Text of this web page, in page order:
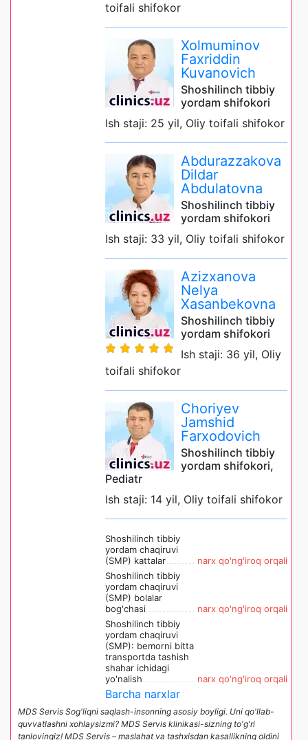
toifali shifokor
Xolmuminov
Faxriddin
Kuvanovich
Shoshilinch tibbiy
yordam shifokori
Ish staji: 25 yil, Oliy toifali shifokor
Abdurazzakova
Dildar
Abdulatovna
Shoshilinch tibbiy
yordam shifokori
Ish staji: 33 yil, Oliy toifali shifokor
Azizxanova
Nelya
Xasanbekovna
Shoshilinch tibbiy
yordam shifokori
Ish staji: 36 yil, Oliy
toifali shifokor
Choriyev
Jamshid
Farxodovich
Shoshilinch tibbiy
yordam shifokori,
Pediatr
Ish staji: 14 yil, Oliy toifali shifokor
Shoshilinch tibbiy
yordam chaqiruvi
(SMP) kattalar
narx qo'ng'iroq orqali
Shoshilinch tibbiy
yordam chaqiruvi
(SMP) bolalar
bog'chasi
narx qo'ng'iroq orqali
Shoshilinch tibbiy
yordam chaqiruvi
(SMP): bemorni bitta
transportda tashish
shahar ichidagi
yo'nalish
narx qo'ng'iroq orqali
Barcha narxlar
MDS Servis Sog'liqni saqlash-insonning asosiy boyligi. Uni qo'llab-
quvvatlashni xohlaysizmi? MDS Servis klinikasi-sizning to'g'ri
tanlovingiz! MDS Servis – maslahat va tashxisdan kasallikning oldini